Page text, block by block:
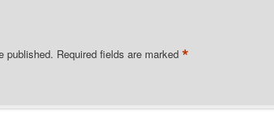
published. Required fields are marked *